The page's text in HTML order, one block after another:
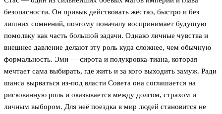
безопасности. Он привык действовать жёстко, быстро и без
лишних сомнений, поэтому поначалу воспринимает будущую
помолвку как часть большой задачи. Однако личные чувства и
внешнее давление делают эту роль куда сложнее, чем обычную
формальность. Эми — сирота и полукровка-тиана, которая
мечтает сама выбирать, где жить и за кого выходить замуж. Ради
шанса вырваться из-под власти Совета она соглашается на
рискованную роль и оказывается между долгом, страхом и
личным выбором. Для неё поездка в мир людей становится не